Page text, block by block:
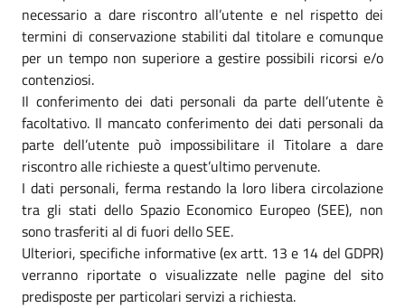
necessario a dare riscontro all’utente e nel rispetto dei
termini di conservazione stabiliti dal titolare e comunque
per un tempo non superiore a gestire possibili ricorsi e/o
contenziosi.
Il conferimento dei dati personali da parte dell’utente è
facoltativo. Il mancato conferimento dei dati personali da
parte dell’utente può impossibilitare il Titolare a dare
riscontro alle richieste a quest’ultimo pervenute.
I dati personali, ferma restando la loro libera circolazione
tra gli stati dello Spazio Economico Europeo (SEE), non
sono trasferiti al di fuori dello SEE.
Ulteriori, specifiche informative (ex artt. 13 e 14 del GDPR)
verranno riportate o visualizzate nelle pagine del sito
predisposte per particolari servizi a richiesta.